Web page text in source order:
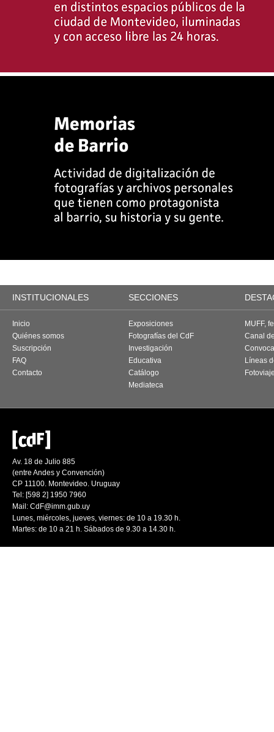
INSTITUCIONALES SECCIONES
Inicio
Quiénes somos
Suscripción
FAQ
Contacto
Exposiciones
Fotografías del CdF
Investigación
Educativa
Catálogo
Mediateca
MUFF,
Canal
Líneas
Av. 18 de Julio 885
(entre Andes y Convención)
CP 11100. Montevideo. Uruguay
Tel: [598 2] 1950 7960
Mail: CdF@imm.gub.uy
Lunes, miércoles, jueves, viernes: de 10 a 19.30 h.
Martes: de 10 a 21 h. Sábados de 9.30 a 14.30 h.